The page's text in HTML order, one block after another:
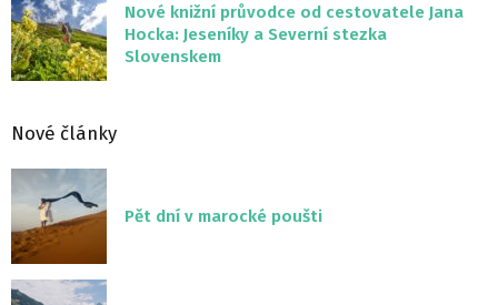
Nové knižní průvodce od cestovatele Jana
Hocka: Jeseníky a Severní stezka
Slovenskem
Nové články
Pět dní v marocké poušti